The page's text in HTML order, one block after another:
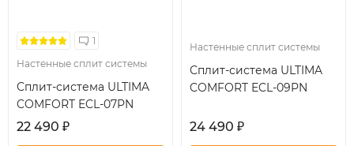
1
Настенные сплит системы
Сплит-система ULTIMA
COMFORT ECL-07PN
22 490 ₽
Настенные сплит системы
Сплит-система ULTIMA
COMFORT ECL-09PN
24 490 ₽